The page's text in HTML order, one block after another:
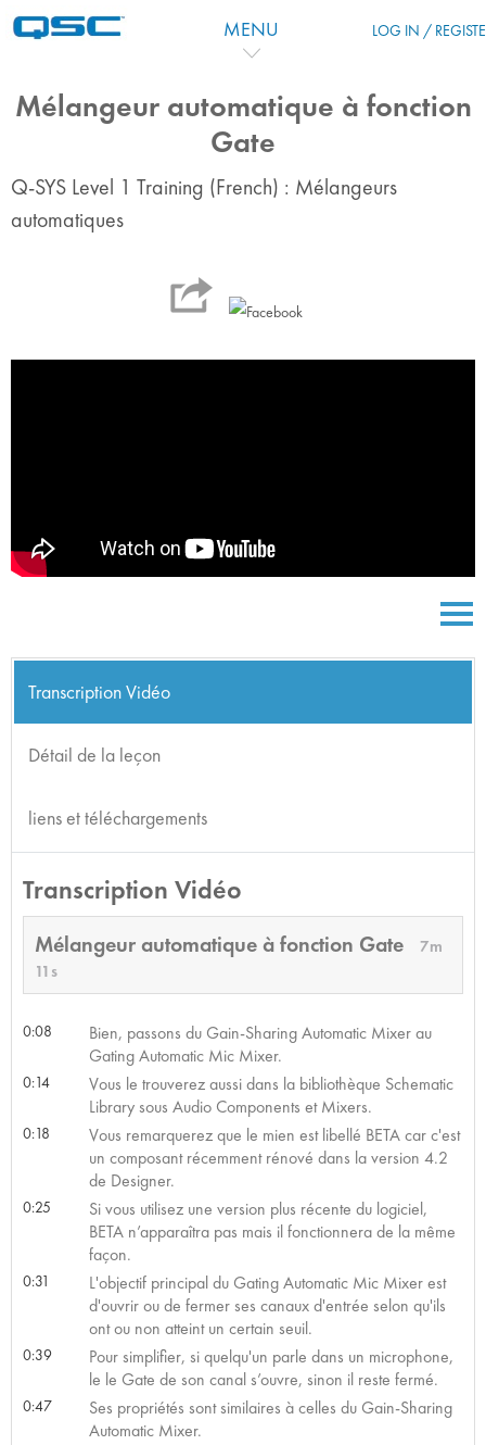
MENU LOG IN /
Mélangeur automatique à fonction
Gate
Q-SYS Level 1 Training (French) : Mélangeurs
automatiques
Transcription Vidéo
Détail de la leçon
liens et téléchargements
Transcription Vidéo
Mélangeur automatique à fonction Gate
7m
11s
0:08
Bien, passons du Gain-Sharing Automatic Mixer au
Gating Automatic Mic Mixer.
0:14
Vous le trouverez aussi dans la bibliothèque Schematic
Library sous Audio Components et Mixers.
0:18
Vous remarquerez que le mien est libellé BETA car c'est
un composant récemment rénové dans la version 4.2
de Designer.
0:25
Si vous utilisez une version plus récente du logiciel,
BETA n’apparaîtra pas mais il fonctionnera de la même
façon.
0:31
L'objectif principal du Gating Automatic Mic Mixer est
d'ouvrir ou de fermer ses canaux d'entrée selon qu'ils
ont ou non atteint un certain seuil.
0:39
Pour simplifier, si quelqu'un parle dans un microphone,
le le Gate de son canal s’ouvre, sinon il reste fermé.
0:47
Ses propriétés sont similaires à celles du Gain-Sharing
Automatic Mixer.